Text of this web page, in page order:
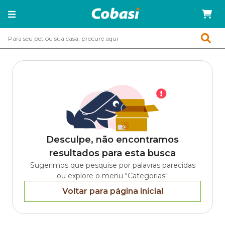
Desculpe, não encontramos
resultados para esta busca
Sugerimos que pesquise por palavras parecidas
ou explore o menu "Categorias".
Voltar para página inicial